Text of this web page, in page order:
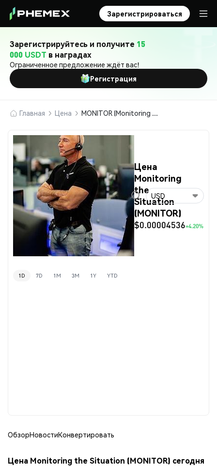
Зарегистрироваться
Зарегистрируйтесь и получите 15
000 USDT в наградах
Ограниченное предложение ждёт вас!
Регистрация
Главная Цена MONITOR (Monitoring the Situation)
Цена
Monitoring
the
Situation
(MONITOR)
$0.00004536+4.20%
USD
1D 7D 1M 3M 1Y YTD
ОбзорНовостиКонвертировать
Цена Monitoring the Situation (MONITOR) сегодня